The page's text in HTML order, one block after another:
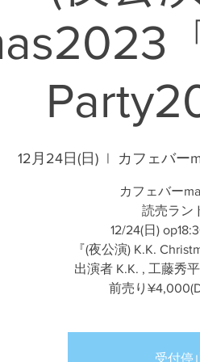
12月24日(日)
  |
カフェバー
カフェバー
読売ラン
12/24(日)
『(夜公演) K.K.
出演者 K.K. , 工藤秀
前売り
受付停